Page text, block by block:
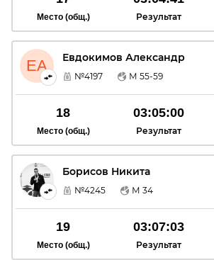
Место (общ.) Результат
ЕА Евдокимов Александр
№4197 М 55-59
18
Место (общ.)
03:05:00
Результат
БН Борисов Никита
№4245 М 34
19
Место (общ.)
03:07:03
Результат